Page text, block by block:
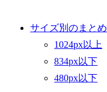
サイズ別のまとめ
1024px以上
834px以下
480px以下